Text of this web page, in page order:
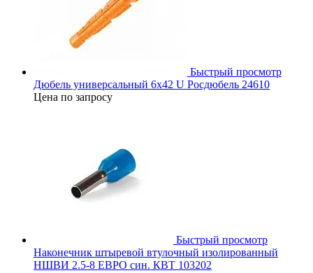
Быстрый просмотр
Дюбель универсальный 6х42 U Росдюбель 24610
Цена по запросу
Быстрый просмотр
Наконечник штыревой втулочный изолированный
НШВИ 2.5-8 ЕВРО син. КВТ 103202